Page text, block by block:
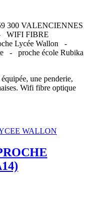
300 VALENCIENNES
WIFI FIBRE
Lycée Wallon -
- proche école Rubika
une penderie,
Wifi fibre optique